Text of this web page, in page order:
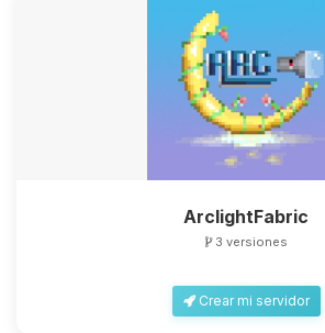
ArclightFabric
3 versiones
Crear mi servidor